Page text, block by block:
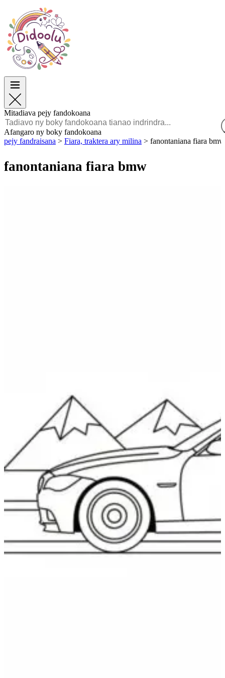
Paska
TOP Sokajy
Ho an’ny Zazalahy
Ho an’ny Zazavavy
Malagasy
POLSKI
FRANÇAIS
MALAGASY
Paska
TOP Sokajy
Ho an’ny Zazalahy
Ho an’ny Zazavavy
Mitadiava pejy fandokoana
Afangaro ny boky fandokoana
pejy fandraisana > Fiara, traktera ary milina > fanontaniana fiara bmw
fanontaniana fiara bmw